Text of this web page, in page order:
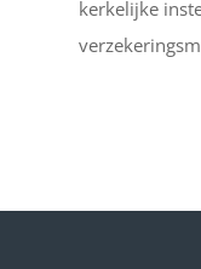
kerkelijke